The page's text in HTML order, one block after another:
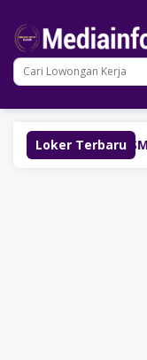
konten
Loker Terbaru
(SM Group)